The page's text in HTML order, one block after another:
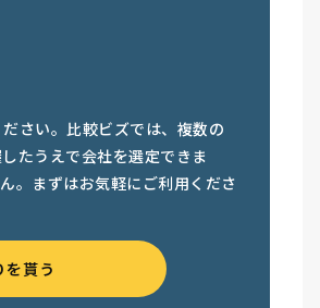
さい。比較ビズでは、複数の
たうえで会社を選定できま
。まずはお気軽にご利用くださ
を貰う